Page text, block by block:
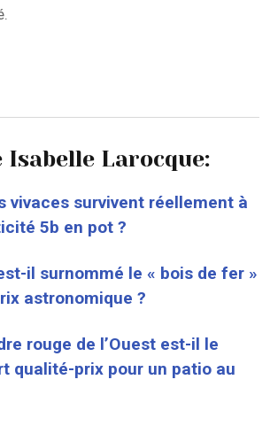
Larocque:
vivaces survivent réellement à
5b en pot ?
il surnommé le « bois de fer »
astronomique ?
rouge de l’Ouest est-il le
qualité-prix pour un patio au